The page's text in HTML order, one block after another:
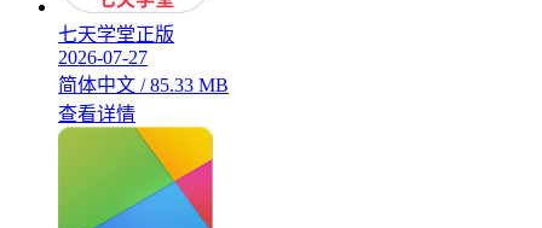
七天学堂正版
2026-07-27
简体中文 / 85.33 MB
查看详情